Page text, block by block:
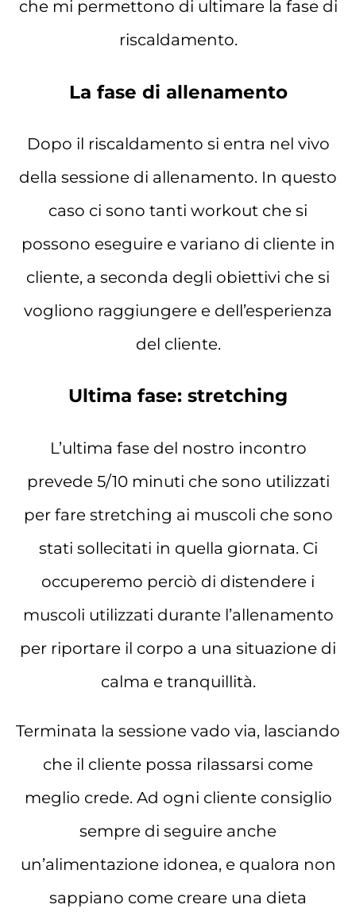
che mi permettono di ultimare la fase di
riscaldamento.
La fase di allenamento
Dopo il riscaldamento si entra nel vivo
della sessione di allenamento. In questo
caso ci sono tanti workout che si
possono eseguire e variano di cliente in
cliente, a seconda degli obiettivi che si
vogliono raggiungere e dell’esperienza
del cliente.
Ultima fase: stretching
L’ultima fase del nostro incontro
prevede 5/10 minuti che sono utilizzati
per fare stretching ai muscoli che sono
stati sollecitati in quella giornata. Ci
occuperemo perciò di distendere i
muscoli utilizzati durante l’allenamento
per riportare il corpo a una situazione di
calma e tranquillità.
Terminata la sessione vado via, lasciando
che il cliente possa rilassarsi come
meglio crede. Ad ogni cliente consiglio
sempre di seguire anche
un’alimentazione idonea, e qualora non
sappiano come creare una dieta